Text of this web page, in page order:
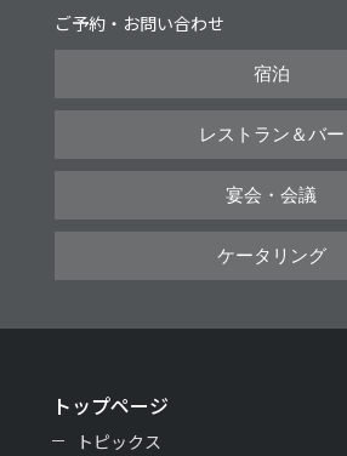
ご予約・お問い合わせ
宿泊
レストラン＆バー
宴会・会議
ケータリング
トップページ
トピックス